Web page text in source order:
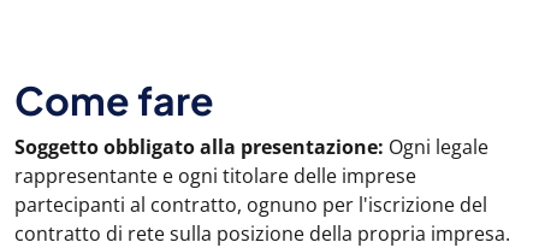
Come fare
Soggetto obbligato alla presentazione: Ogni legale
rappresentante e ogni titolare delle imprese
partecipanti al contratto, ognuno per l'iscrizione del
contratto di rete sulla posizione della propria impresa.